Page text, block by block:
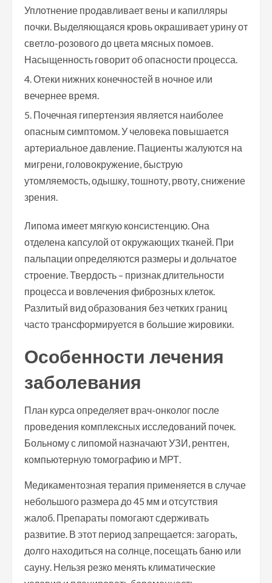
Уплотнение продавливает вены и капилляры
почки. Выделяющаяся кровь окрашивает урину от
светло-розового до цвета мясных помоев.
Насыщенность говорит об опасности процесса.
Отеки нижних конечностей в ночное или
вечернее время.
Почечная гипертензия является наиболее
опасным симптомом. У человека повышается
артериальное давление. Пациенты жалуются на
мигрени, головокружение, быструю
утомляемость, одышку, тошноту, рвоту, снижение
зрения.
Липома имеет мягкую консистенцию. Она
отделена капсулой от окружающих тканей. При
пальпации определяются размеры и дольчатое
строение. Твердость – признак длительности
процесса и вовлечения фиброзных клеток.
Разлитый вид образования без четких границ
часто трансформируется в большие жировики.
Особенности лечения
заболевания
План курса определяет врач-онколог после
проведения комплексных исследований почек.
Больному с липомой назначают УЗИ, рентген,
компьютерную томографию и МРТ.
Медикаментозная терапия применяется в случае
небольшого размера до 45 мм и отсутствия
жалоб. Препараты помогают сдерживать
развитие. В этот период запрещается: загорать,
долго находиться на солнце, посещать баню или
сауну. Нельзя резко менять климатические